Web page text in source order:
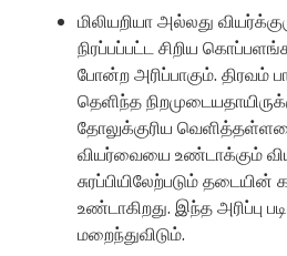
மிலியறியா அல்லது
நிரப்பப்பட்ட சிறிய
போன்ற அரிப்பாகும்.
தெளிந்த
தோலுக்குரிய
வியர்வையை உண்டாக்கும்
சுரப்பியிலேற்படும் தடையின்
உண்டாகிறது. இந்த அரிப்பு
மறைந்துவிடும்.